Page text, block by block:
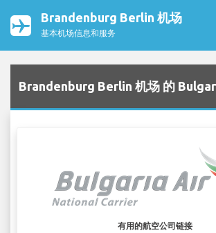
Brandenburg Berlin 机场
基本机场信息和服务
Brandenburg Berlin 机场 的
有用的航空公司链接